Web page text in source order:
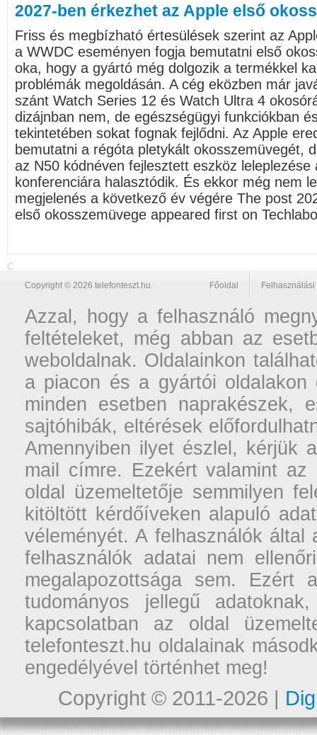
2027-ben érkezhet az Apple első
Friss és megbízható értesülések szerint az
a WWDC eseményen fogja bemutatni első
oka, hogy a gyártó még dolgozik a termékkel
problémák megoldásán. A cég eközben már
szánt Watch Series 12 és Watch Ultra 4
dizájnban nem, de egészségügyi funkciókban
tekintetében sokat fognak fejlődni. Az Apple
bemutatni a régóta pletykált okosszemüvegét,
az N50 kódnéven fejlesztett eszköz leleplezése
konferenciára halasztódik. És ekkor még nem
megjelenés a következő év végére The post
első okosszemüvege appeared first on
C
Copyright © 2026 telefonteszt.hu Főoldal
Azzal, hogy a felhasználó
feltételeket, még abban az
weboldalnak. Oldalainkon
a piacon és a gyártói oldalakon
minden esetben naprakészek,
sajtóhibák, eltérések
Amennyiben ilyet észlel, kérjük
mail címre. Ezekért valamint
oldal üzemeltetője semmilyen
kitöltött kérdőíveken alapuló
véleményét. A felhasználók
felhasználók adatai nem
megalapozottsága sem. Ezért
tudományos jellegű
kapcsolatban az oldal
telefonteszt.hu oldalainak
engedélyével történhet meg!
Copyright © 2011-2026 |